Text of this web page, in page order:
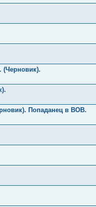
(Черновик).
Попаданец в ВОВ.